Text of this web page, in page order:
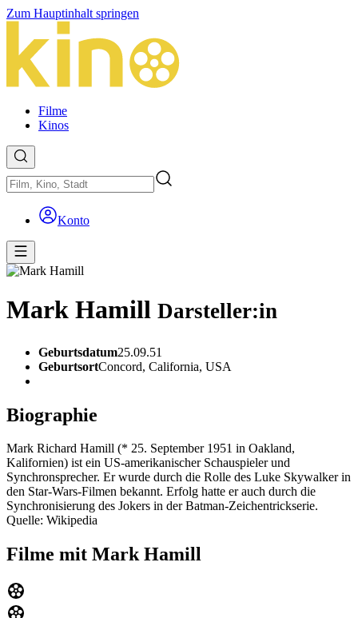
Zum Hauptinhalt springen
Filme
Kinos
Konto
Mark Hamill Darsteller:in
Geburtsdatum25.09.51
GeburtsortConcord, California, USA
Biographie
Mark Richard Hamill (* 25. September 1951 in Oakland,
Kalifornien) ist ein US-amerikanischer Schauspieler und
Synchronsprecher. Er wurde durch die Rolle des Luke Skywalker in
den Star-Wars-Filmen bekannt. Erfolg hatte er auch durch die
Synchronisierung des Jokers in der Batman-Zeichentrickserie.
Quelle: Wikipedia
Filme mit Mark Hamill